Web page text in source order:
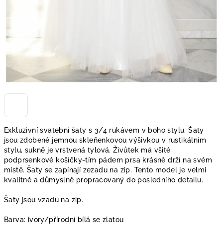
Exkluzivní svatební šaty s 3/4 rukávem v boho stylu. Šaty
jsou zdobené jemnou skleňenkovou výšivkou v rustikálním
stylu, sukně je vrstvená tylová. Živůtek má všité
podprsenkové košíčky-tím pádem prsa krásně drží na svém
místě. Šaty se zapínají zezadu na zip. Tento model je velmi
kvalitně a důmyslně propracovaný do posledního detailu.
Šaty jsou vzadu na zip.
Barva: ivory/přírodní bílá se zlatou